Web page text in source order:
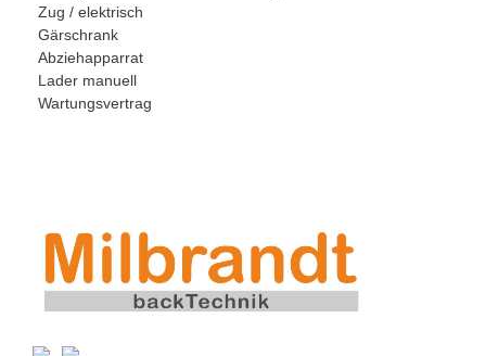
Zug / elektrisch
Gärschrank
Abziehapparrat
Lader manuell
Wartungsvertrag